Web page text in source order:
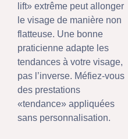
lift» extrême peut allonger
le visage de manière non
flatteuse. Une bonne
praticienne adapte les
tendances à votre visage,
pas l’inverse. Méfiez-vous
des prestations
«tendance» appliquées
sans personnalisation.